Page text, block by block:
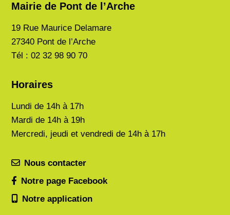
Mairie de Pont de l’Arche
19 Rue Maurice Delamare
27340 Pont de l’Arche
Tél : 02 32 98 90 70
Horaires
Lundi de 14h à 17h
Mardi de 14h à 19h
Mercredi, jeudi et vendredi de 14h à 17h
Nous contacter
Notre page Facebook
Notre application